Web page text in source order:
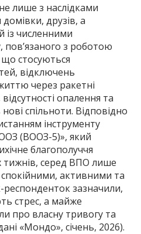
лише з наслідками
друзів, а
із численними
пов’язаного з роботою
стосуються
відключень
через ракетні
опалення та
спільноти. Відповідно
інструменту
(ВООЗ-5)», який
благополуччя
тижнів, серед ВПО лише
активними та
респонденток зазначили,
стрес, а майже
про власну тривогу та
«Мондо», січень, 2026).